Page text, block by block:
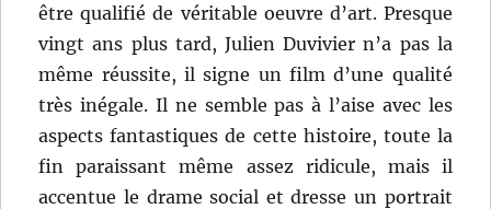
être qualifié de véritable oeuvre d’art. Presque
vingt ans plus tard, Julien Duvivier n’a pas la
même réussite, il signe un film d’une qualité
très inégale. Il ne semble pas à l’aise avec les
aspects fantastiques de cette histoire, toute la
fin paraissant même assez ridicule, mais il
accentue le drame social et dresse un portrait